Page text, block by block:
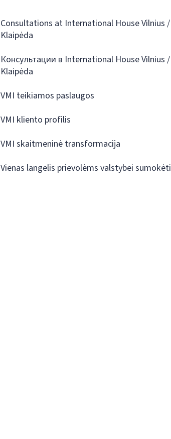
Consultations at International House Vilnius /
Klaipėda
Консультации в International House Vilnius /
Klaipėda
VMI teikiamos paslaugos
VMI kliento profilis
VMI skaitmeninė transformacija
Vienas langelis prievolėms valstybei sumokėti